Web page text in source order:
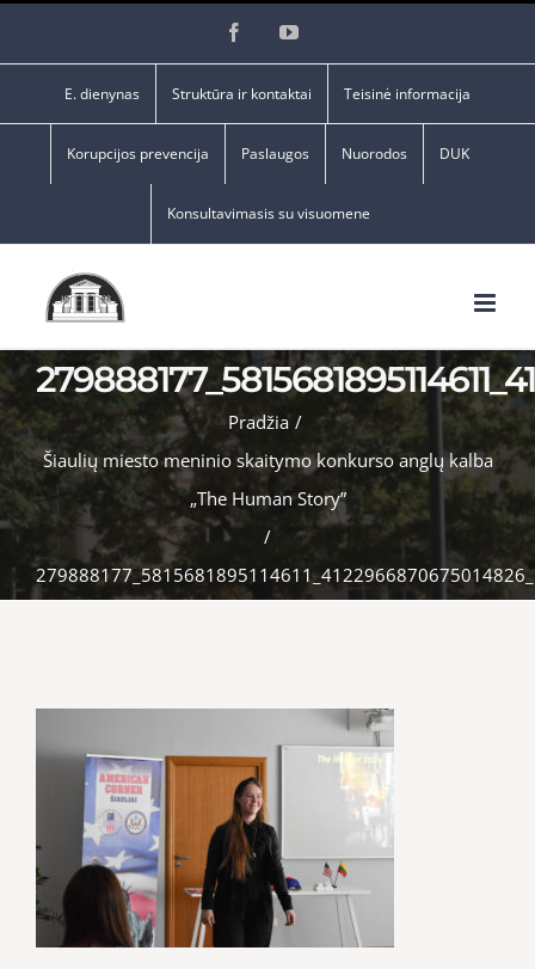
FacebookYouTube
E. dienynas Struktūra ir kontaktai Teisinė informacija
Korupcijos prevencija Paslaugos Nuorodos DUK
Konsultavimasis su visuomene
Pradžia /
Šiaulių miesto meninio skaitymo konkurso anglų kalba
„The Human Story”
/